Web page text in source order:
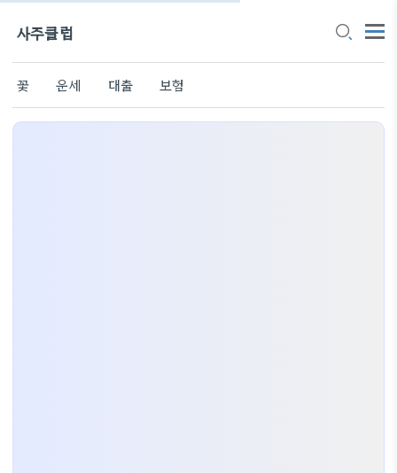
사주클럽
꽃 운세 대출 보험